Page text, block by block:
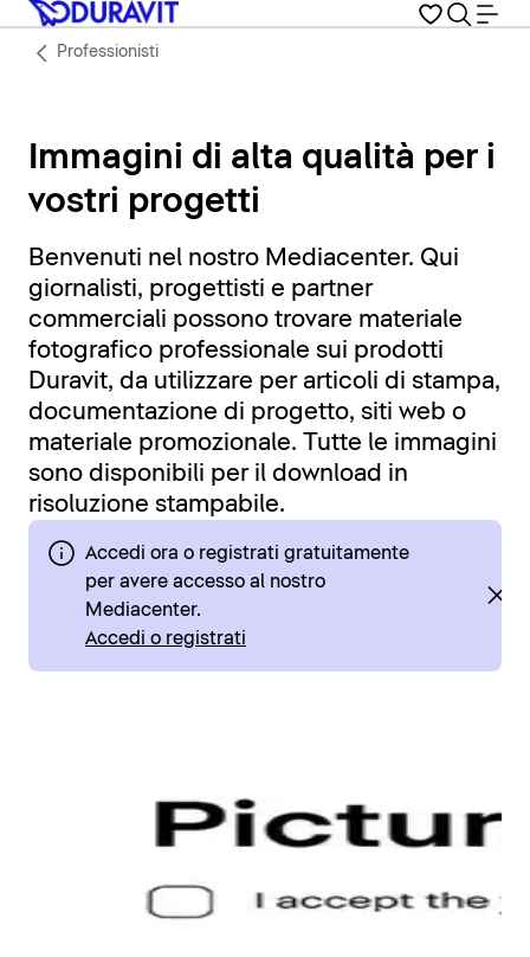
Professionisti
Immagini di alta qualità per i
vostri progetti
Benvenuti nel nostro Mediacenter. Qui
giornalisti, progettisti e partner
commerciali possono trovare materiale
fotografico professionale sui prodotti
Duravit, da utilizzare per articoli di stampa,
documentazione di progetto, siti web o
materiale promozionale. Tutte le immagini
sono disponibili per il download in
risoluzione stampabile.
Accedi ora o registrati gratuitamente
per avere accesso al nostro
Mediacenter.
Accedi o registrati